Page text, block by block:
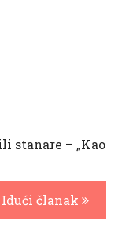
stanare – „Kao
Idući članak